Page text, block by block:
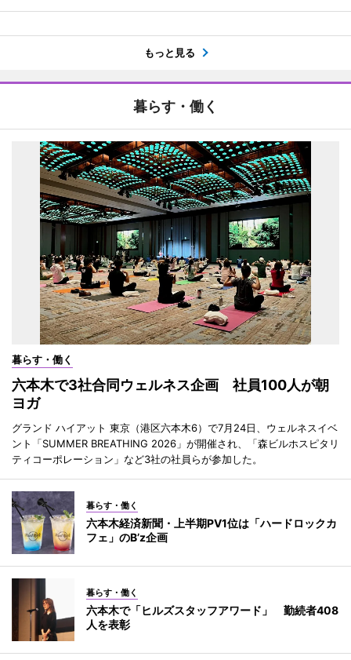
もっと見る
暮らす・働く
暮らす・働く
六本木で3社合同ウェルネス企画 社員100人が朝
ヨガ
グランド ハイアット 東京（港区六本木6）で7月24日、ウェルネスイベ
ント「SUMMER BREATHING 2026」が開催され、「森ビルホスピタリ
ティコーポレーション」など3社の社員らが参加した。
暮らす・働く
六本木経済新聞・上半期PV1位は「ハードロックカ
フェ」のB’z企画
暮らす・働く
六本木で「ヒルズスタッフアワード」 勤続者408
人を表彰